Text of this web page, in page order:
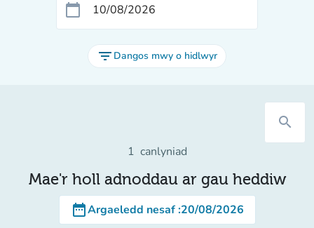
calendar_today
filter_list Dangos mwy o hidlwyr
search
1 canlyniad
Mae'r holl adnoddau ar gau heddiw
date_rangeArgaeledd nesaf:20/08/2026